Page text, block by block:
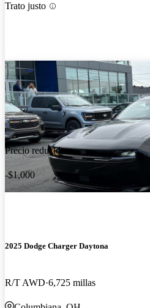
Trato justo
Precio reducido
-$1,000
2025 Dodge Charger Daytona
R/T AWD 6,725 millas